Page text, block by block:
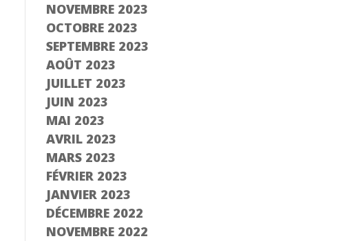
NOVEMBRE 2023
OCTOBRE 2023
SEPTEMBRE 2023
AOÛT 2023
JUILLET 2023
JUIN 2023
MAI 2023
AVRIL 2023
MARS 2023
FÉVRIER 2023
JANVIER 2023
DÉCEMBRE 2022
NOVEMBRE 2022